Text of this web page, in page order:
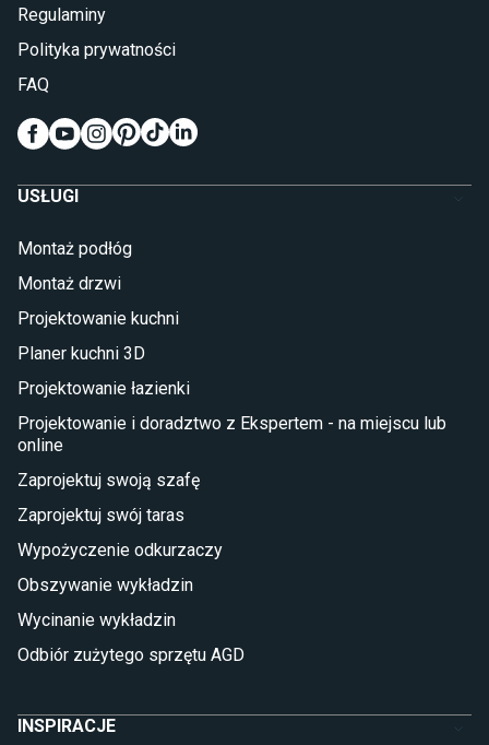
Kinkiety do sypialni
Pokój dziecięcy
Meble do pokoju dziecięcego
Komody dla dzieci
Łóżka dla dziecka (młodzieżowe)
Taras i balkon
Sztuczna trawa miękka
Koce i pledy
Płytki na balkon
Lampy stojące LED
Płytki
Płytki Cersanit
Płytki wielkoformatowe
Glazura
Płytki marmurowe
Regulaminy
Polityka prywatności
FAQ
USŁUGI
Montaż podłóg
Montaż drzwi
Projektowanie kuchni
Planer kuchni 3D
Projektowanie łazienki
Projektowanie i doradztwo z Ekspertem - na miejscu lub
online
Zaprojektuj swoją szafę
Zaprojektuj swój taras
Wypożyczenie odkurzaczy
Obszywanie wykładzin
Wycinanie wykładzin
Odbiór zużytego sprzętu AGD
INSPIRACJE